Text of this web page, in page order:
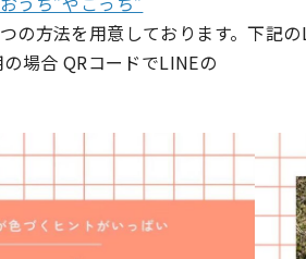
の方法を用意しております。下記
場合 QRコードでLINEの